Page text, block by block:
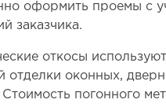
оформить проемы с
заказчика.
откосы
отделки оконных,
погонного